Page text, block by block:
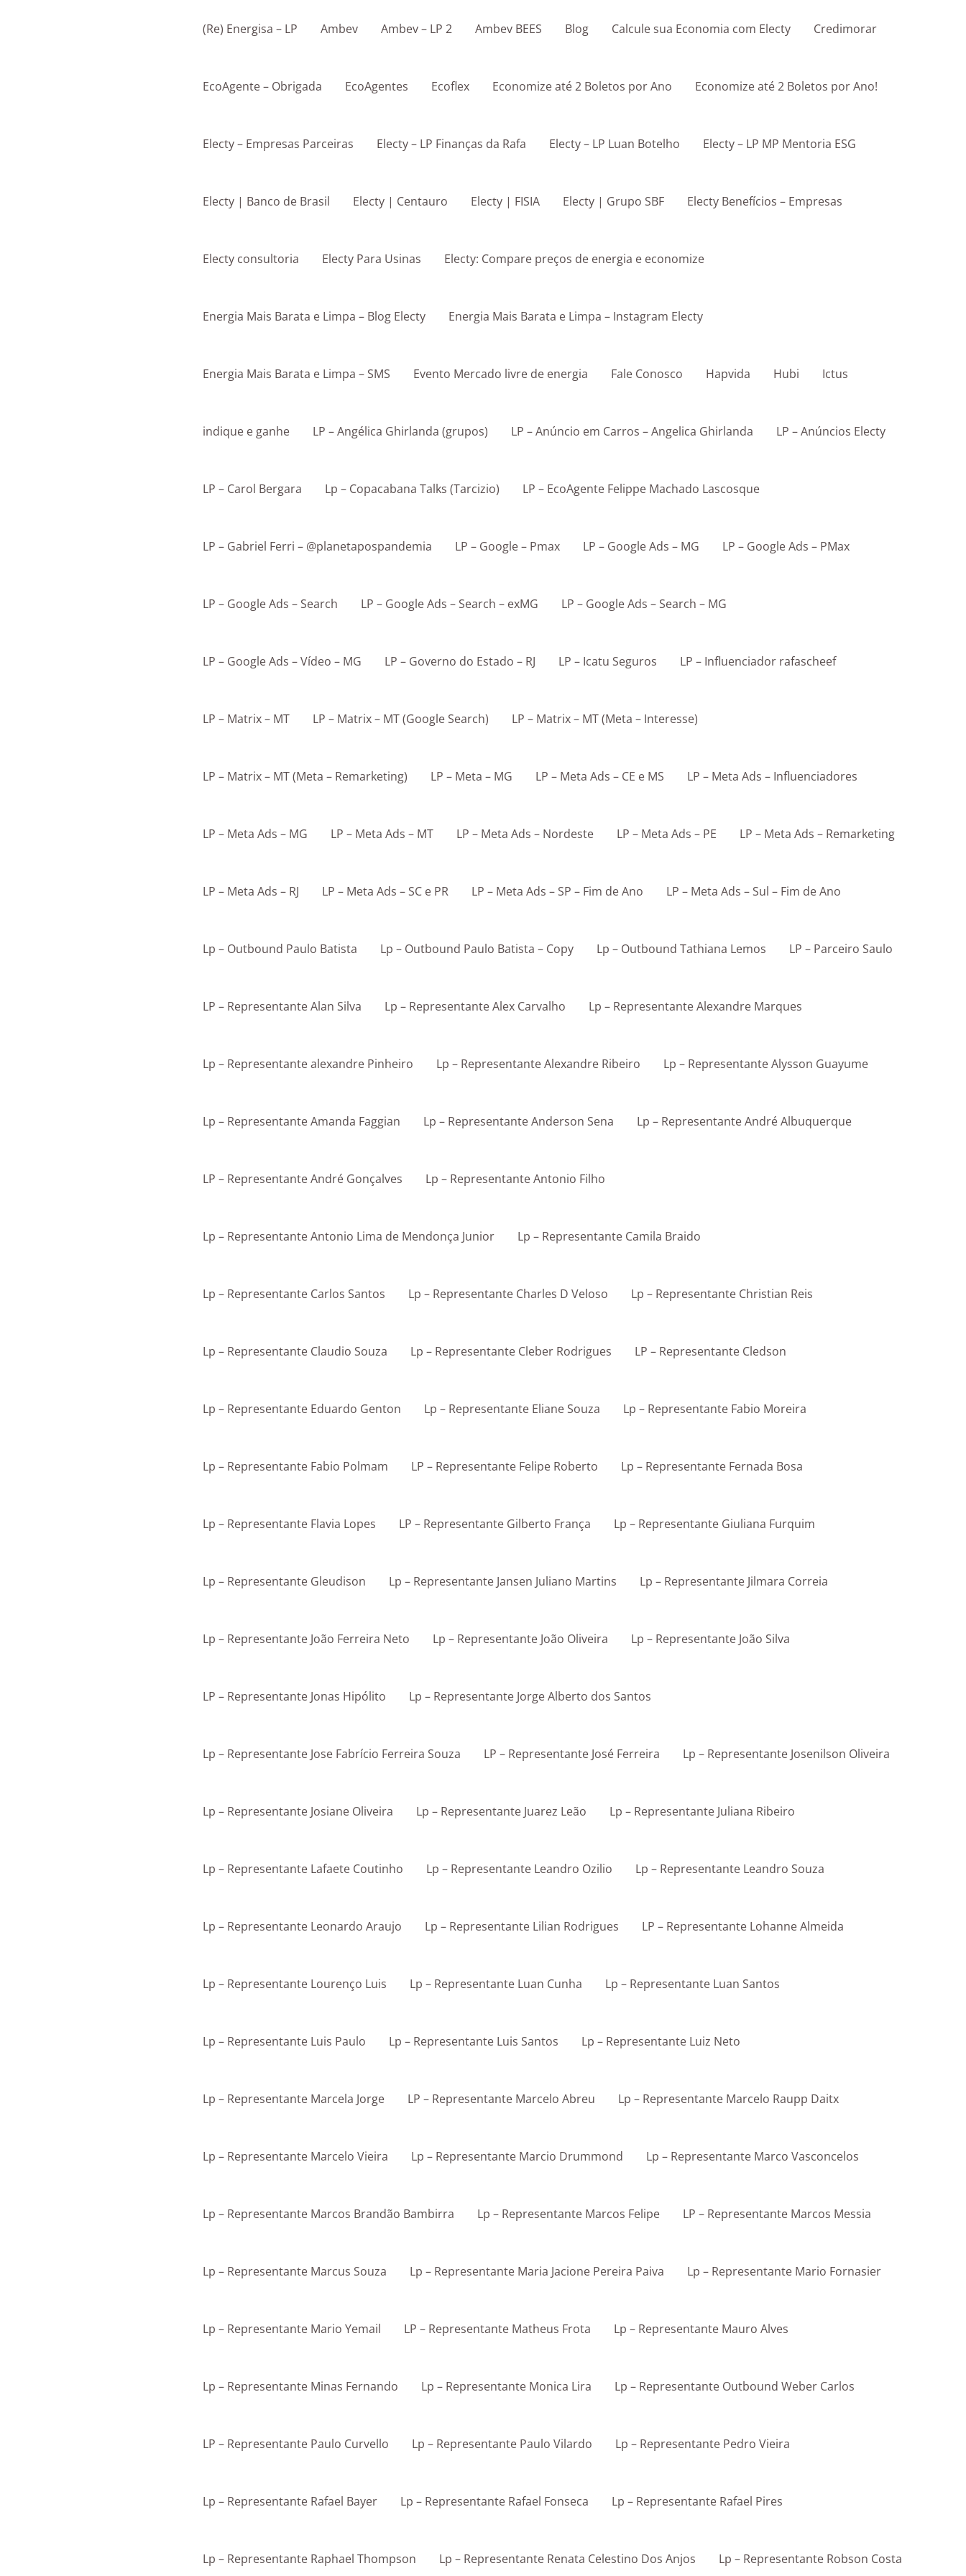
(Re) Energisa – LP Ambev Ambev – LP 2 Ambev BEES Blog Calcule sua Economia com Electy Credimorar
EcoAgente – Obrigada EcoAgentes Ecoflex Economize até 2 Boletos por Ano Economize até 2 Boletos por Ano!
Electy – Empresas Parceiras Electy – LP Finanças da Rafa Electy – LP Luan Botelho Electy – LP MP Mentoria ESG
Electy | Banco de Brasil Electy | Centauro Electy | FISIA Electy | Grupo SBF Electy Benefícios – Empresas
Electy consultoria Electy Para Usinas Electy: Compare preços de energia e economize
Energia Mais Barata e Limpa – Blog Electy Energia Mais Barata e Limpa – Instagram Electy
Energia Mais Barata e Limpa – SMS Evento Mercado livre de energia Fale Conosco Hapvida Hubi Ictus
indique e ganhe LP – Angélica Ghirlanda (grupos) LP – Anúncio em Carros – Angelica Ghirlanda LP – Anúncios Electy
LP – Carol Bergara Lp – Copacabana Talks (Tarcizio) LP – EcoAgente Felippe Machado Lascosque
LP – Gabriel Ferri – @planetapospandemia LP – Google – Pmax LP – Google Ads – MG LP – Google Ads – PMax
LP – Google Ads – Search LP – Google Ads – Search – exMG LP – Google Ads – Search – MG
LP – Google Ads – Vídeo – MG LP – Governo do Estado – RJ LP – Icatu Seguros LP – Influenciador rafascheef
LP – Matrix – MT LP – Matrix – MT (Google Search) LP – Matrix – MT (Meta – Interesse)
LP – Matrix – MT (Meta – Remarketing) LP – Meta – MG LP – Meta Ads – CE e MS LP – Meta Ads – Influenciadores
LP – Meta Ads – MG LP – Meta Ads – MT LP – Meta Ads – Nordeste LP – Meta Ads – PE LP – Meta Ads – Remarketing
LP – Meta Ads – RJ LP – Meta Ads – SC e PR LP – Meta Ads – SP – Fim de Ano LP – Meta Ads – Sul – Fim de Ano
Lp – Outbound Paulo Batista Lp – Outbound Paulo Batista – Copy Lp – Outbound Tathiana Lemos LP – Parceiro Saulo
LP – Representante Alan Silva Lp – Representante Alex Carvalho Lp – Representante Alexandre Marques
Lp – Representante alexandre Pinheiro Lp – Representante Alexandre Ribeiro Lp – Representante Alysson Guayume
Lp – Representante Amanda Faggian Lp – Representante Anderson Sena Lp – Representante André Albuquerque
LP – Representante André Gonçalves Lp – Representante Antonio Filho
Lp – Representante Antonio Lima de Mendonça Junior Lp – Representante Camila Braido
Lp – Representante Carlos Santos Lp – Representante Charles D Veloso Lp – Representante Christian Reis
Lp – Representante Claudio Souza Lp – Representante Cleber Rodrigues LP – Representante Cledson
Lp – Representante Eduardo Genton Lp – Representante Eliane Souza Lp – Representante Fabio Moreira
Lp – Representante Fabio Polmam LP – Representante Felipe Roberto Lp – Representante Fernada Bosa
Lp – Representante Flavia Lopes LP – Representante Gilberto França Lp – Representante Giuliana Furquim
Lp – Representante Gleudison Lp – Representante Jansen Juliano Martins Lp – Representante Jilmara Correia
Lp – Representante João Ferreira Neto Lp – Representante João Oliveira Lp – Representante João Silva
LP – Representante Jonas Hipólito Lp – Representante Jorge Alberto dos Santos
Lp – Representante Jose Fabrício Ferreira Souza LP – Representante José Ferreira Lp – Representante Josenilson Oliveira
Lp – Representante Josiane Oliveira Lp – Representante Juarez Leão Lp – Representante Juliana Ribeiro
Lp – Representante Lafaete Coutinho Lp – Representante Leandro Ozilio Lp – Representante Leandro Souza
Lp – Representante Leonardo Araujo Lp – Representante Lilian Rodrigues LP – Representante Lohanne Almeida
Lp – Representante Lourenço Luis Lp – Representante Luan Cunha Lp – Representante Luan Santos
Lp – Representante Luis Paulo Lp – Representante Luis Santos Lp – Representante Luiz Neto
Lp – Representante Marcela Jorge LP – Representante Marcelo Abreu Lp – Representante Marcelo Raupp Daitx
Lp – Representante Marcelo Vieira Lp – Representante Marcio Drummond Lp – Representante Marco Vasconcelos
Lp – Representante Marcos Brandão Bambirra Lp – Representante Marcos Felipe LP – Representante Marcos Messia
Lp – Representante Marcus Souza Lp – Representante Maria Jacione Pereira Paiva Lp – Representante Mario Fornasier
Lp – Representante Mario Yemail LP – Representante Matheus Frota Lp – Representante Mauro Alves
Lp – Representante Minas Fernando Lp – Representante Monica Lira Lp – Representante Outbound Weber Carlos
LP – Representante Paulo Curvello Lp – Representante Paulo Vilardo Lp – Representante Pedro Vieira
Lp – Representante Rafael Bayer Lp – Representante Rafael Fonseca Lp – Representante Rafael Pires
Lp – Representante Raphael Thompson Lp – Representante Renata Celestino Dos Anjos Lp – Representante Robson Costa